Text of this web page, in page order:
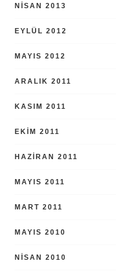
NISAN 2013
EYLÜL 2012
MAYIS 2012
ARALIK 2011
KASIM 2011
EKIM 2011
HAZIRAN 2011
MAYIS 2011
MART 2011
MAYIS 2010
NISAN 2010